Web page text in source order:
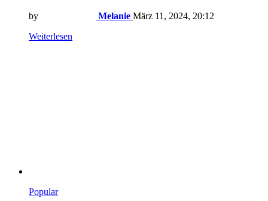
by Melanie März 11, 2024, 20:12
Weiterlesen
Popular